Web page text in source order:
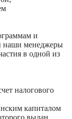
и
наши менеджеры
в одной из
налогового
капиталом
выдан